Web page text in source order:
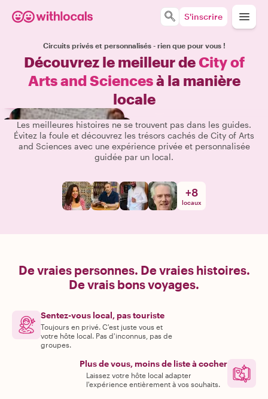
S'inscrire
Circuits privés et personnalisés - rien que pour vous !
Découvrez le meilleur deCity of
Arts and Sciencesà la manière
locale
Les meilleures histoires ne se trouvent pas dans les guides.
Évitez la foule et découvrez les trésors cachés de City of Arts
and Sciences avec une expérience privée et personnalisée
guidée par un local.
+8
locaux
De vraies personnes. De vraies histoires.
De vrais bons voyages.
Sentez-vous local, pas touriste
Toujours en privé. C'est juste vous et
votre hôte local. Pas d'inconnus, pas de
groupes.
Plus de vous, moins de liste à cocher
Laissez votre hôte local adapter
l'expérience entièrement à vos souhaits.